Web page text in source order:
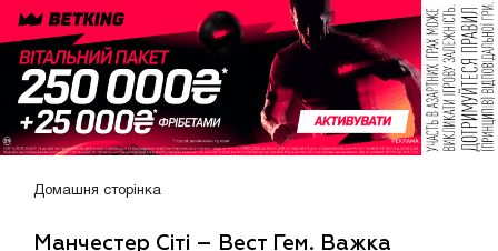
Домашня сторінка
Манчестер Сіті – Вест Гем. Важка